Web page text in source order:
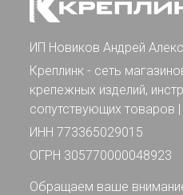
ИП Новиков Андрей
Креплинк - сеть
крепежных изделий,
сопутствующих товаров |
ИНН 773365029015
ОГРН 305770000048923
Обращаем ваше внимание